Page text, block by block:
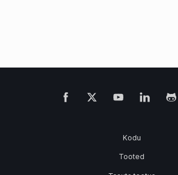
Kodu
Tooted